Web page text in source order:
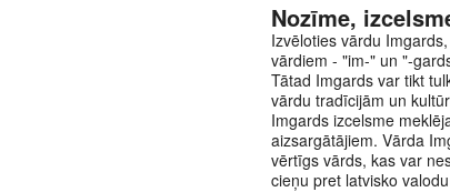
Nozīme,
Izvēloties vārdu
vārdiem - "im-" un "-
Tātad Imgards var tikt
vārdu tradīcijām un
Imgards izcelsme
aizsargātājiem. Vārda
vērtīgs vārds, kas var
cieņu pret latvisko